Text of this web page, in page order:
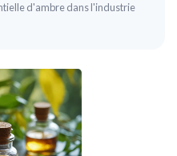
d'ambre dans l'industrie